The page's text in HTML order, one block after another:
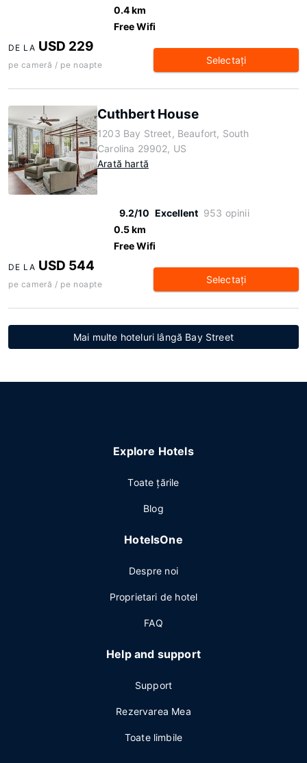
0.4 km
Free Wifi
DE LA USD 229
pe cameră / pe noapte Selectaţi
Cuthbert House
1203 Bay Street, Beaufort, South
Carolina 29902, US
Arată hartă
9.2/10 Excellent 953 opinii
0.5 km
Free Wifi
DE LA USD 544
pe cameră / pe noapte Selectaţi
Mai multe hoteluri lângă Bay Street
Explore Hotels
Toate ţările
Blog
HotelsOne
Despre noi
Proprietari de hotel
FAQ
Help and support
Support
Rezervarea Mea
Toate limbile